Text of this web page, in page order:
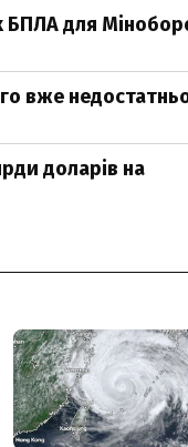
БПЛА для
вже
доларів на